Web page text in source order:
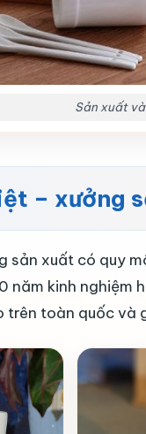
Sản xuất
– xưởng
sản xuất có quy
năm kinh
toàn quốc và